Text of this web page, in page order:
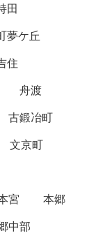
田
夢ケ丘
住
舟渡
古鍛冶町
文京町
宮
本郷
中部